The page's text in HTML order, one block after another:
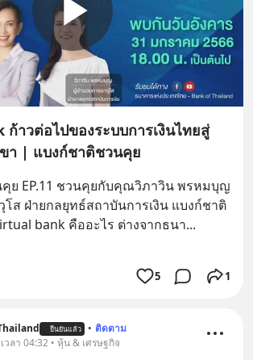
าวต่อไปของระบบการเงินไทยสู่
า | แบงก์ชาติชวนคุย
ย EP.11 ชวนคุยกับคุณวิภาวิน พรหมบุญ
โส ฝ่ายกลยุทธ์สถาบันการเงิน แบงก์ชาติ
bank คืออะไร ต่างจากธนา...
5 1
ยืนยันแล้ว • ติดตาม
วลา 04:32 • หุ้น & เศรษฐกิจ